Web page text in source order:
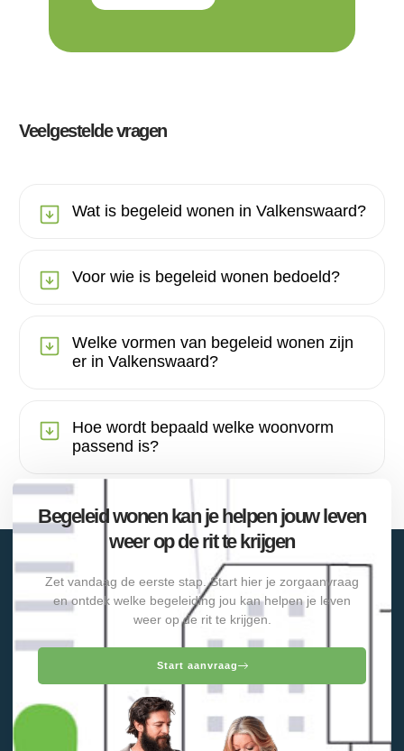
Veelgestelde vragen
Wat is begeleid wonen in Valkenswaard?
Voor wie is begeleid wonen bedoeld?
Welke vormen van begeleid wonen zijn
er in Valkenswaard?
Hoe wordt bepaald welke woonvorm
passend is?
Begeleid wonen kan je helpen jouw leven
weer op de rit te krijgen
Zet vandaag de eerste stap. Start hier je zorgaanvraag
en ontdek welke begeleiding jou kan helpen je leven
weer op de rit te krijgen.
Start aanvraag